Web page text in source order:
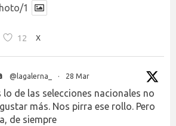
1
12 X
@lagalerna_ · 28 Mar
de las selecciones nacionales no
más. Nos pirra ese rollo. Pero
de siempre